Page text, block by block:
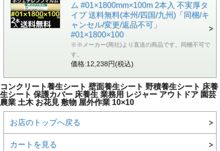
ム #01×1800mm×100m 2本入 不実厚タ
イプ 送料無料(本州/四国/九州)「同梱/キ
ャンセル/変更/返品不可」
#01×1800×100
※※メーカー(商社)より直送の商品です。同梱不可で
す。
価格:12,238円(税込)
コンクリート養生シート 壁面養生シート 野積養生シート 床養
生シート 保護カバー 床養生 業務用 レジャー アウトドア 園芸
農業 土木 お花見 敷物 屋外作業 10×10
お店のトップへ戻る
カートを見る